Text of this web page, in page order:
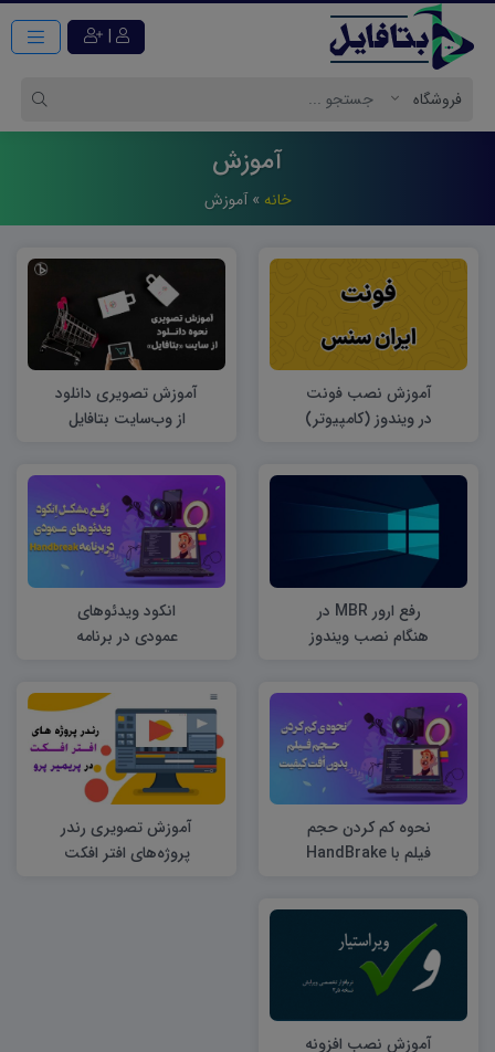
|
آموزش
خانه »آموزش
آموزش نصب فونت
در ویندوز (کامپیوتر)
آموزش تصویری دانلود
از وب‌سایت بتافایل
رفع ارور MBR در
هنگام نصب ویندوز
انکود ویدئوهای
عمودی در برنامه
نحوه کم کردن حجم
فیلم با HandBrake
آموزش تصویری رندر
پروژه‌های افتر افکت
آموزش نصب افزونه